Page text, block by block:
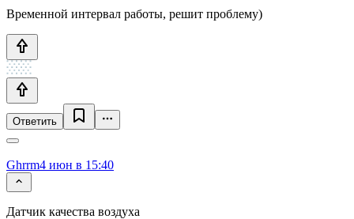
Временной интервал работы, решит проблему)
Ответить
Ghrrm4 июн в 15:40
Датчик качества воздуха